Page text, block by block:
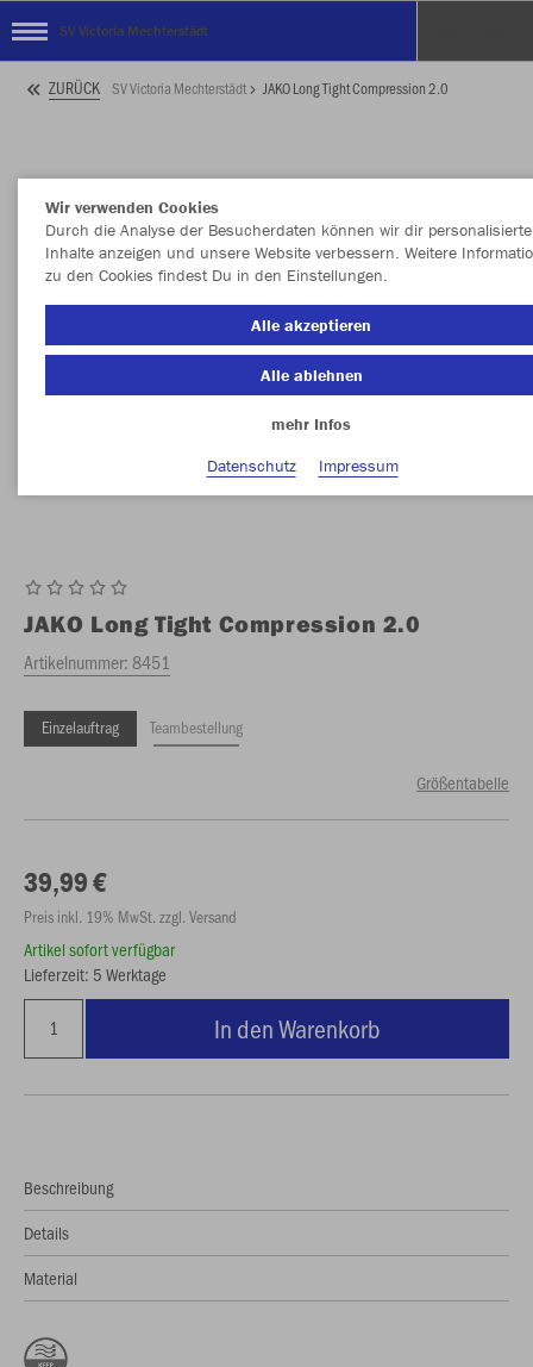
SV Victoria Mechterstädt
ZURÜCK SV Victoria Mechterstädt JAKO Long Tight Compression 2.0
JAKO Long Tight Compression 2.0
Artikelnummer:8451
Einzelauftrag Teambestellung
Größentabelle
39,99 €
Preis inkl. 19% MwSt. zzgl. Versand
Artikel sofort verfügbar
Lieferzeit: 5 Werktage
In den Warenkorb
Beschreibung
Details
Material
Wir verwenden Cookies
Durch die Analyse der Besucherdaten können wir dir personalisierte
Inhalte anzeigen und unsere Website verbessern. Weitere
zu den Cookies findest Du in den Einstellungen.
Alle akzeptieren
Alle ablehnen
mehr Infos
Datenschutz
Impressum